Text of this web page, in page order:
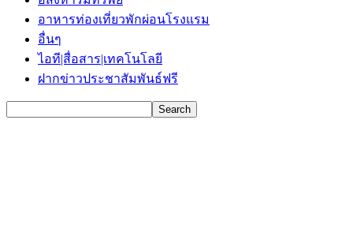
อาหารท่องเที่ยวพักผ่อนโรงแรม
อื่นๆ
ไอที|สื่อสาร|เทคโนโลยี
ฝากข่าวประชาสัมพันธ์ฟรี